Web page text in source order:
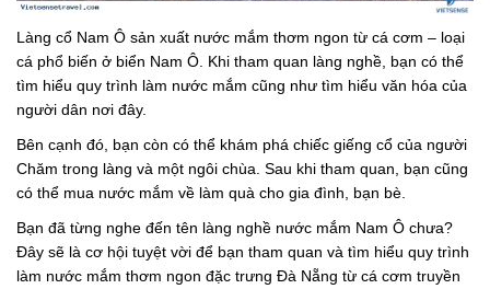
Làng cổ Nam Ô sản xuất nước mắm thơm ngon từ cá cơm – loại
cá phổ biến ở biển Nam Ô. Khi tham quan làng nghề, bạn có thể
tìm hiểu quy trình làm nước mắm cũng như tìm hiểu văn hóa của
người dân nơi đây.
Bên cạnh đó, bạn còn có thể khám phá chiếc giếng cổ của người
Chăm trong làng và một ngôi chùa. Sau khi tham quan, bạn cũng
có thể mua nước mắm về làm quà cho gia đình, bạn bè.
Bạn đã từng nghe đến tên làng nghề nước mắm Nam Ô chưa?
Đây sẽ là cơ hội tuyệt vời để bạn tham quan và tìm hiểu quy trình
làm nước mắm thơm ngon đặc trưng Đà Nẵng từ cá cơm truyền